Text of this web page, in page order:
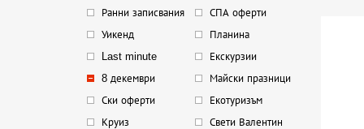
Ранни записвания
СПА оферти
Уикенд
Планина
Last minute
Екскурзии
8 декември
Майски празници
Ски оферти
Екотуризъм
Круиз
Свети Валентин